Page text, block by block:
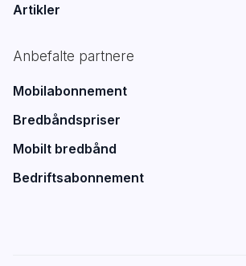
Artikler
Anbefalte partnere
Mobilabonnement
Bredbåndspriser
Mobilt bredbånd
Bedriftsabonnement